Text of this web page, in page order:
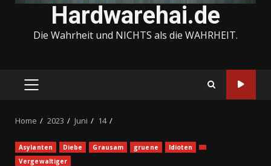
Hardwarehai.de
Die Wahrheit und NICHTS als die WAHRHEIT.
PRIMARY
Home 2023 Juni 14
Asylanten Diebe Grausam gruene
Idioten
Vergewaltiger